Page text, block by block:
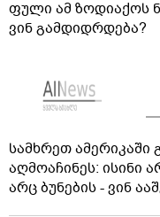
ფული ამ ზოდიაქოს
ვინ გამდიდრდება?
სამხრეთ ამერიკაში
აღმოაჩინეს: ისინი
არც ბუნების - ვინ